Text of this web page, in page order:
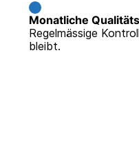
Monatliche
Regelmässige
bleibt.